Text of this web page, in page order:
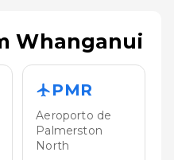
Whanganui
PMR
Aeroporto de
Palmerston
North